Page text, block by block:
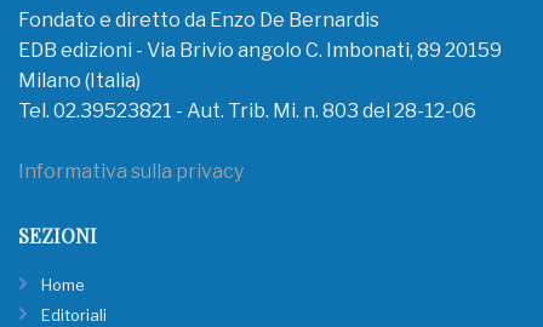
Fondato e diretto da Enzo De Bernardis
EDB edizioni - Via Brivio angolo C. Imbonati, 89 20159
Milano (Italia)
Tel. 02.39523821 - Aut. Trib. Mi. n. 803 del 28-12-06
Informativa sulla privacy
SEZIONI
Home
Editoriali